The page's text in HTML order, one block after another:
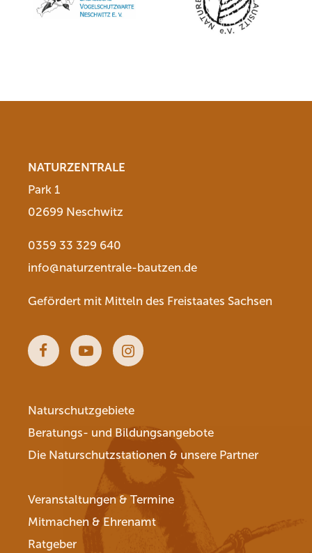
NATURZENTRALE
Park 1
02699 Neschwitz
0359 33 329 640
info@naturzentrale-bautzen.de
Gefördert mit Mitteln des Freistaates Sachsen
FacebookYoutubeInstagram
Naturschutzgebiete
Beratungs- und Bildungsangebote
Die Naturschutzstationen & unsere Partner
Veranstaltungen & Termine
Mitmachen & Ehrenamt
Ratgeber